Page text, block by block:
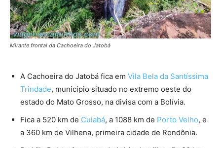
Mirante frontal da Cachoeira do Jatobá
A Cachoeira do Jatobá fica em Vila Bela da Santíssima
Trindade, município situado no extremo oeste do
estado do Mato Grosso, na divisa com a Bolívia.
Fica a 520 km de Cuiabá, a 1088 km de Porto Velho, e
a 360 km de Vilhena, primeira cidade de Rondônia.